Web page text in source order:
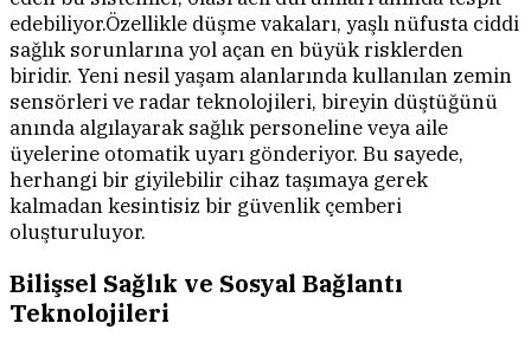
edebiliyor.Özellikle düşme vakaları, yaşlı nüfusta ciddi
sağlık sorunlarına yol açan en büyük risklerden
biridir. Yeni nesil yaşam alanlarında kullanılan zemin
sensörleri ve radar teknolojileri, bireyin düştüğünü
anında algılayarak sağlık personeline veya aile
üyelerine otomatik uyarı gönderiyor. Bu sayede,
herhangi bir giyilebilir cihaz taşımaya gerek
kalmadan kesintisiz bir güvenlik çemberi
oluşturuluyor.
Bilişsel Sağlık ve Sosyal Bağlantı
Teknolojileri